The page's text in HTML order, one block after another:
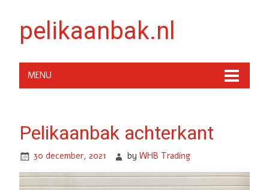
pelikaanbak.nl
MENU
Pelikaanbak achterkant
30 december, 2021 byWHB Trading